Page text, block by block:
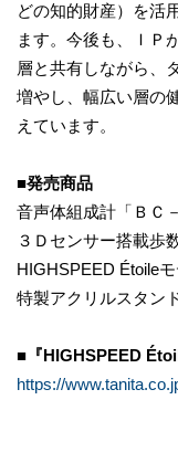
どの知的財産）を活
ます。今後も、ＩＰ
層と共有しながら、
増やし、幅広い層の
えています。
■発売商品
音声体組成計「ＢＣ
３Ｄセンサー搭載歩
HIGHSPEED Étoile
特製アクリルスタン
■『HIGHSPEED
https://